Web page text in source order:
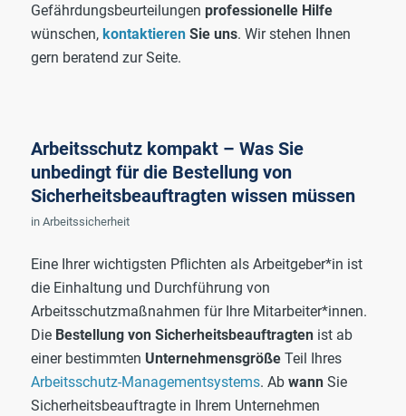
Gefährdungsbeurteilungen professionelle Hilfe
wünschen, kontaktierenSie uns. Wir stehen Ihnen
gern beratend zur Seite.
Arbeitsschutz kompakt – Was Sie
unbedingt für die Bestellung von
Sicherheitsbeauftragten wissen müssen
in Arbeitssicherheit
Eine Ihrer wichtigsten Pflichten als Arbeitgeber*in ist
die Einhaltung und Durchführung von
Arbeitsschutzmaßnahmen für Ihre Mitarbeiter*innen.
Die Bestellung von Sicherheitsbeauftragtenist ab
einer bestimmten UnternehmensgrößeTeil Ihres
Arbeitsschutz-Managementsystems. Ab wannSie
Sicherheitsbeauftragte in Ihrem Unternehmen